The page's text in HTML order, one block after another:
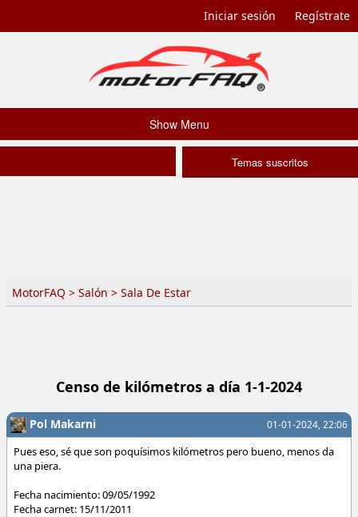
Iniciar sesión Regístrate
Show Menu
Temas suscritos
MotorFAQ > Salón > Sala De Estar
Censo de kilómetros a día 1-1-2024
01-01-2024, 22:06
Pol Makarni
Pues eso, sé que son poquísimos kilómetros pero bueno, menos da
una piera.
Fecha nacimiento: 09/05/1992
Fecha carnet: 15/11/2011